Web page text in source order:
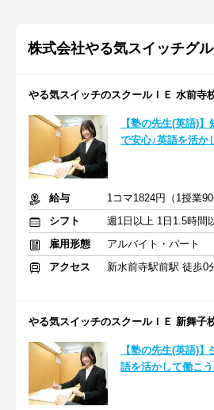
株式会社やる気スイッチグ
やる気スイッチのスクールＩＥ 水前寺
【塾の先生(英語)
で安心♪英語を活
給与
シフト
週1日以上 1日1.5時間
雇用形態
アルバイト・パート
アクセス
新水前寺駅前駅 徒歩0
やる気スイッチのスクールＩＥ 新舞子
【塾の先生(英語)
語を活かして働こ